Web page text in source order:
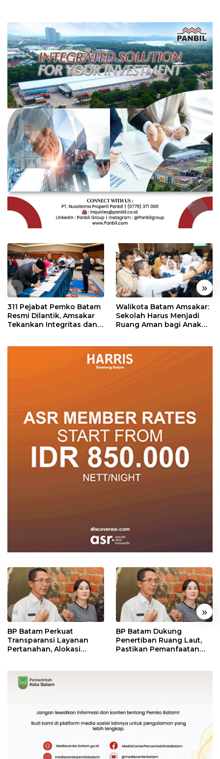
« »
311 Pejabat Pemko Batam
Resmi Dilantik, Amsakar
Tekankan Integritas dan
Walikota Batam Amsakar:
Sekolah Harus Menjadi
Ruang Aman bagi Anak
« »
BP Batam Perkuat
Transparansi Layanan
Pertanahan, Alokasi
BP Batam Dukung
Penertiban Ruang Laut,
Pastikan Pemanfaatan